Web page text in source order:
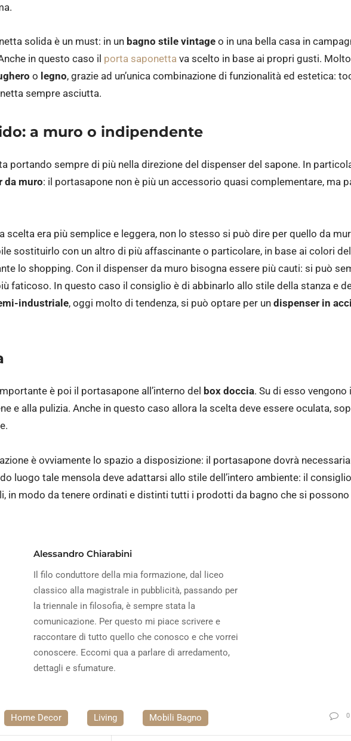
solida è un must: in un bagno stile vintage o in una bella casa in
in questo caso il porta saponetta va scelto in base ai propri gusti.
o legno, grazie ad un’unica combinazione di funzionalità ed estetica:
sempre asciutta.
a muro o indipendente
portando sempre di più nella direzione del dispenser del sapone. In
da muro: il portasapone non è più un accessorio quasi complementare, ma
scelta era più semplice e leggera, non lo stesso si può dire per quello da
sostituirlo con un altro di più affascinante o particolare, in base ai colori del
lo shopping. Con il dispenser da muro bisogna essere più cauti: si può
faticoso. In questo caso il consiglio è di abbinarlo allo stile della stanza e
industriale, oggi molto di tendenza, si può optare per un dispenser in
è poi il portasapone all’interno del box doccia. Su di esso vengono
e alla pulizia. Anche in questo caso allora la scelta deve essere oculata,
è ovviamente lo spazio a disposizione: il portasapone dovrà
luogo tale mensola deve adattarsi allo stile dell’intero ambiente: il
in modo da tenere ordinati e distinti tutti i prodotti da bagno che si possono
Alessandro Chiarabini
Il filo conduttore della mia formazione, dal liceo
classico alla magistrale in pubblicità, passando per
la triennale in filosofia, è sempre stata la
comunicazione. Per questo mi piace scrivere e
raccontare di tutto quello che conosco e che vorrei
conoscere. Eccomi qua a parlare di arredamento,
dettagli e sfumature.
Home Decor Living Mobili Bagno 0